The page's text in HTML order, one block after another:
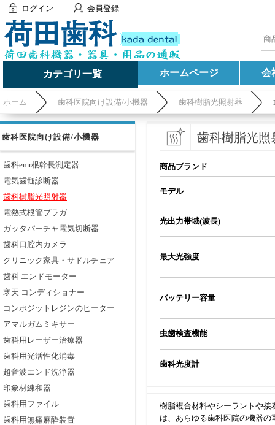
ログイン 会員登録
カテゴリ一覧 ホームページ 会
ホーム 歯科医院向け設備/小機器 歯科樹脂光照射器
歯科医院向け設備/小機器
歯科emr根幹長測定器
電気歯髄診断器
歯科樹脂光照射器
電熱式根管プラガ
ガッタパーチャ電気切断器
歯科口腔内カメラ
クリニック家具・サドルチェア
歯科 エンドモーター
寒天 コンディショナー
コンポジットレジンのヒーター
アマルガムミキサー
歯科用レーザー治療器
歯科用光活性化消毒
超音波エンド洗浄器
印象材練和器
歯科用ファイル
歯科用無痛麻酔装置
歯科樹脂光照
商品ブランド
モデル
光出力帯域(波長)
最大光強度
バッテリー容量
虫歯検査機能
歯科光度計
樹脂複合材料やシーラントや
は、あらゆる歯科医院の機器